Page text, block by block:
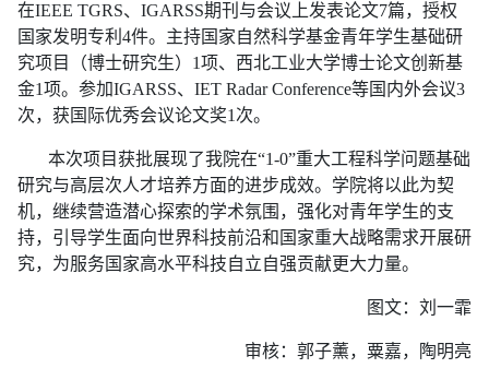
在IEEE TGRS、IGARSS期刊与会议上发表论文7篇，授权
国家发明专利4件。主持国家自然科学基金青年学生基础研
究项目（博士研究生）1项、西北工业大学博士论文创新基
金1项。参加IGARSS、IET Radar Conference等国内外会议3
次，获国际优秀会议论文奖1次。
本次项目获批展现了我院在“1-0”重大工程科学问题基础
研究与高层次人才培养方面的进步成效。学院将以此为契
机，继续营造潜心探索的学术氛围，强化对青年学生的支
持，引导学生面向世界科技前沿和国家重大战略需求开展研
究，为服务国家高水平科技自立自强贡献更大力量。
图文：刘一霏
审核：郭子薰，粟嘉，陶明亮